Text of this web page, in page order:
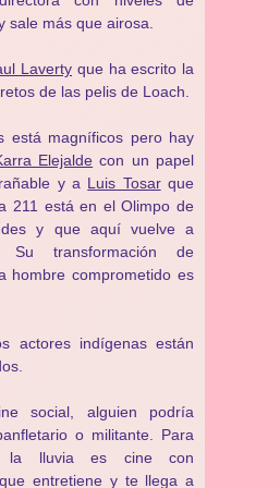
sale más que airosa.
Laverty que ha escrito la
de las pelis de Loach.
está magníficos pero hay
Elejalde con un papel
y a Luis Tosarque
211 está en el Olimpo de
y que aquí vuelve a
Su transformación de
hombre comprometido es
actores indígenas están
social, alguien podría
o militante. Para
la lluvia es cine con
entretiene y te llega a